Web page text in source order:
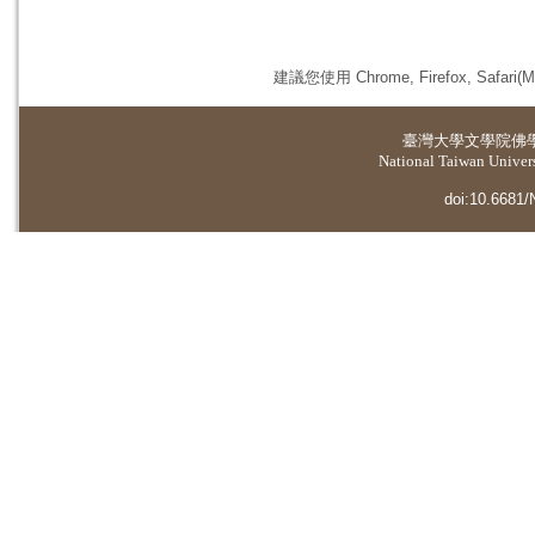
建議您使用 Chrome, Firefox,
臺灣大學文學院佛
National Taiwan
doi:10.6681/